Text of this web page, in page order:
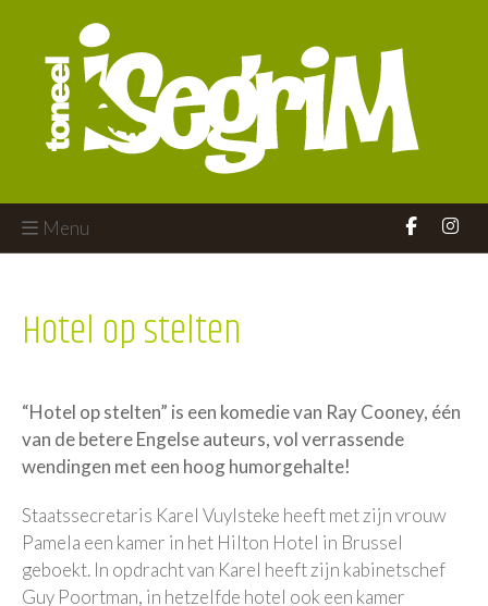
Menu
Hotel op stelten
“Hotel op stelten” is een komedie van Ray Cooney, één
van de betere Engelse auteurs, vol verrassende
wendingen met een hoog humorgehalte!
Staatssecretaris Karel Vuylsteke heeft met zijn vrouw
Pamela een kamer in het Hilton Hotel in Brussel
geboekt. In opdracht van Karel heeft zijn kabinetschef
Guy Poortman, in hetzelfde hotel ook een kamer